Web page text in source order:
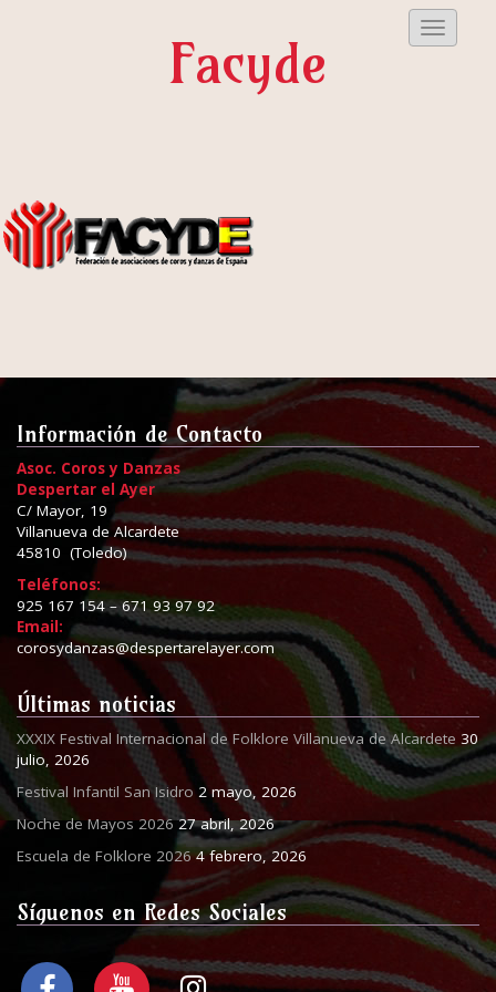
Menu
Facyde
Información de Contacto
Asoc. Coros y Danzas
Despertar el Ayer
C/ Mayor, 19
Villanueva de Alcardete
45810 (Toledo)
Teléfonos:
925 167 154 – 671 93 97 92
Email:
corosydanzas@despertarelayer.com
Últimas noticias
XXXIX Festival Internacional de Folklore Villanueva de Alcardete 30
julio, 2026
Festival Infantil San Isidro 2 mayo, 2026
Noche de Mayos 2026 27 abril, 2026
Escuela de Folklore 2026 4 febrero, 2026
Síguenos en Redes Sociales